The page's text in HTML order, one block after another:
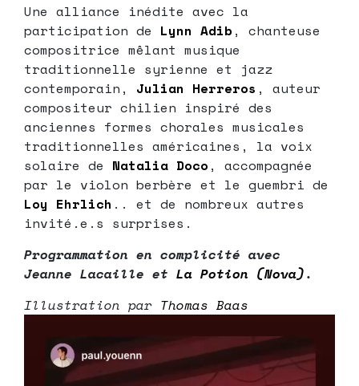
Une alliance inédite avec la
participation de Lynn Adib , chanteuse
compositrice mêlant musique
traditionnelle syrienne et jazz
contemporain, Julian Herreros , auteur
compositeur chilien inspiré des
anciennes formes chorales musicales
traditionnelles américaines, la voix
solaire de Natalia Doco , accompagnée
par le violon berbère et le guembri de
Loy Ehrlich .. et de nombreux autres
invité.e.s surprises.
Programmation en complicité avec
Jeanne Lacaille et La Potion (Nova).
Illustration par Thomas Baas
vidéo